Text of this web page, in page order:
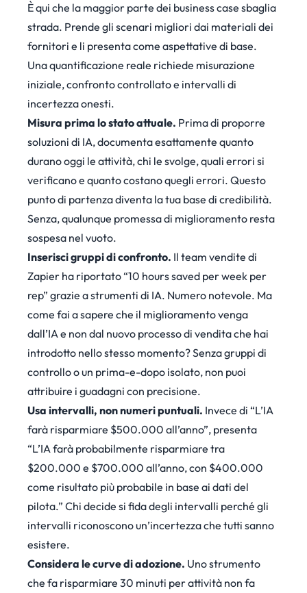
È qui che la maggior parte dei business case sbaglia
strada. Prende gli scenari migliori dai materiali dei
fornitori e li presenta come aspettative di base.
Una quantificazione reale richiede misurazione
iniziale, confronto controllato e intervalli di
incertezza onesti.
Misura prima lo stato attuale. Prima di proporre
soluzioni di IA, documenta esattamente quanto
durano oggi le attività, chi le svolge, quali errori si
verificano e quanto costano quegli errori. Questo
punto di partenza diventa la tua base di credibilità.
Senza, qualunque promessa di miglioramento resta
sospesa nel vuoto.
Inserisci gruppi di confronto. Il team vendite di
Zapier ha riportato “10 hours saved per week per
rep” grazie a strumenti di IA. Numero notevole. Ma
come fai a sapere che il miglioramento venga
dall’IA e non dal nuovo processo di vendita che hai
introdotto nello stesso momento? Senza gruppi di
controllo o un prima-e-dopo isolato, non puoi
attribuire i guadagni con precisione.
Usa intervalli, non numeri puntuali. Invece di “L’IA
farà risparmiare $500.000 all’anno”, presenta
“L’IA farà probabilmente risparmiare tra
$200.000 e $700.000 all’anno, con $400.000
come risultato più probabile in base ai dati del
pilota.” Chi decide si fida degli intervalli perché gli
intervalli riconoscono un’incertezza che tutti sanno
esistere.
Considera le curve di adozione. Uno strumento
che fa risparmiare 30 minuti per attività non fa